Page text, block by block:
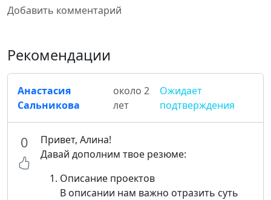
Добавить комментарий
Рекомендации
Анастасия
Сальникова
около 2
лет
Ожидает
подтверждения
0
Привет, Алина!
Давай дополним твое резюме:
Описание проектов
В описании нам важно отразить суть